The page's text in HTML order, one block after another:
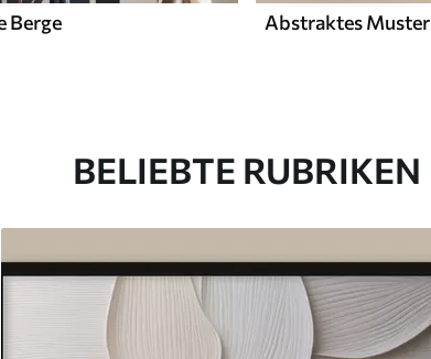
Berge Abstraktes Muster
BELIEBTE RUBRIKEN